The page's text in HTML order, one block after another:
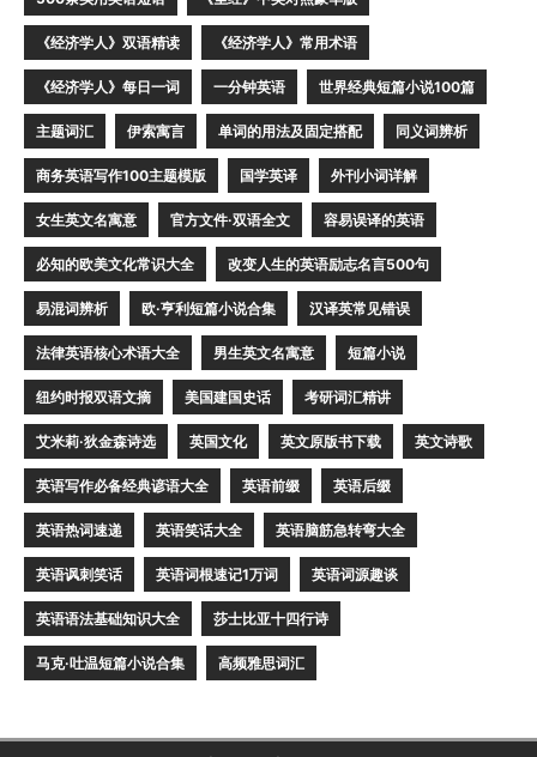
《经济学人》双语精读 《经济学人》常用术语
《经济学人》每日一词 一分钟英语 世界经典短篇小说100篇
主题词汇 伊索寓言 单词的用法及固定搭配 同义词辨析
商务英语写作100主题模版 国学英译 外刊小词详解
女生英文名寓意 官方文件·双语全文 容易误译的英语
必知的欧美文化常识大全 改变人生的英语励志名言500句
易混词辨析 欧·亨利短篇小说合集 汉译英常见错误
法律英语核心术语大全 男生英文名寓意 短篇小说
纽约时报双语文摘 美国建国史话 考研词汇精讲
艾米莉·狄金森诗选 英国文化 英文原版书下载 英文诗歌
英语写作必备经典谚语大全 英语前缀 英语后缀
英语热词速递 英语笑话大全 英语脑筋急转弯大全
英语讽刺笑话 英语词根速记1万词 英语词源趣谈
英语语法基础知识大全 莎士比亚十四行诗
马克·吐温短篇小说合集 高频雅思词汇